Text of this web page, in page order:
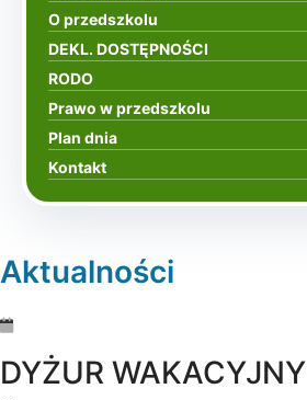
O przedszkolu
DEKL. DOSTĘPNOŚCI
RODO
Prawo w przedszkolu
Plan dnia
Kontakt
Aktualności
DYŻUR WAKACYJNY